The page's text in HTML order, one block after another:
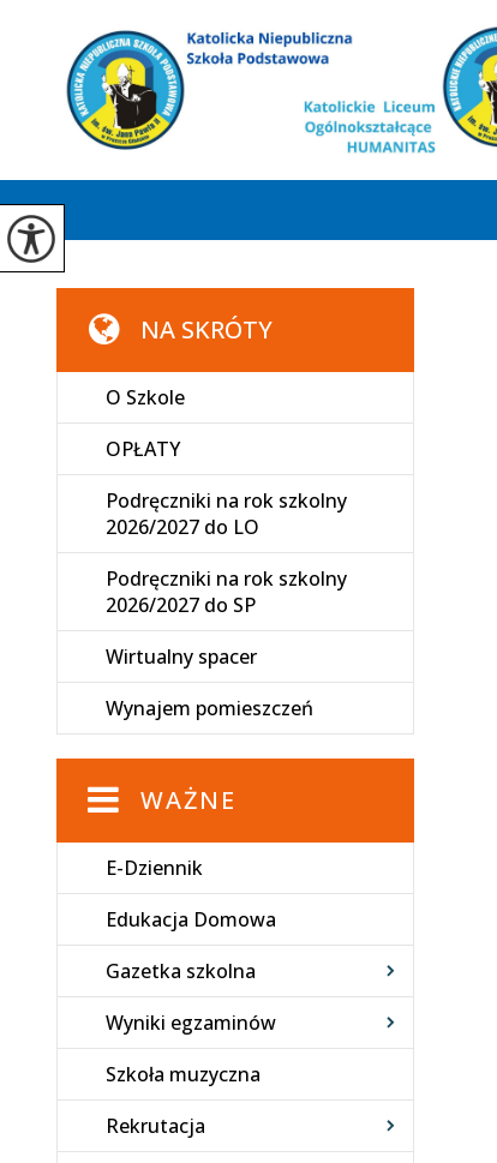
NA SKRÓTY
O Szkole
OPŁATY
Podręczniki na rok szkolny
2026/2027 do LO
Podręczniki na rok szkolny
2026/2027 do SP
Wirtualny spacer
Wynajem pomieszczeń
WAŻNE
E-Dziennik
Edukacja Domowa
Gazetka szkolna
Wyniki egzaminów
Szkoła muzyczna
Rekrutacja